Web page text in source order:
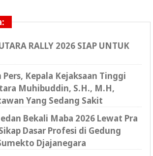
RALLY 2026 SIAP UNTUK
Kepala Kejaksaan Tinggi
Muhibuddin, S.H., M.H,
Yang Sedang Sakit
Bekali Maba 2026 Lewat Pra
Dasar Profesi di Gedung
Djajanegara